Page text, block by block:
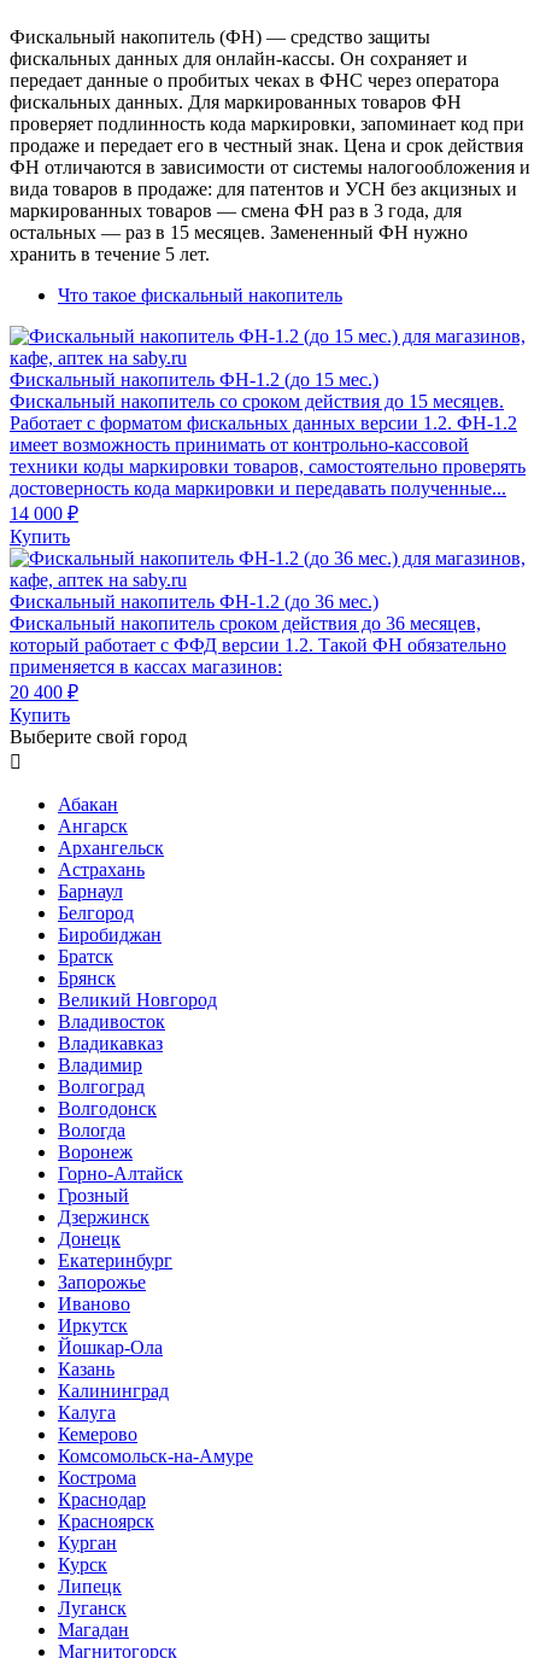
Фискальный накопитель (ФН) — средство защиты
фискальных данных для онлайн-кассы. Он сохраняет и
передает данные о пробитых чеках в ФНС через оператора
фискальных данных. Для маркированных товаров ФН
проверяет подлинность кода маркировки, запоминает код при
продаже и передает его в честный знак. Цена и срок действия
ФН отличаются в зависимости от системы налогообложения и
вида товаров в продаже: для патентов и УСН без акцизных и
маркированных товаров — смена ФН раз в 3 года, для
остальных — раз в 15 месяцев. Замененный ФН нужно
хранить в течение 5 лет.
Что такое фискальный накопитель
Фискальный накопитель ФН-1.2 (до 15 мес.)
Фискальный накопитель cо сроком действия до 15 месяцев.
Работает с форматом фискальных данных версии 1.2. ФН-1.2
имеет возможность принимать от контрольно-кассовой
техники коды маркировки товаров, самостоятельно проверять
достоверность кода маркировки и передавать полученные...
14 000 ₽
Купить
Фискальный накопитель ФН-1.2 (до 36 мес.)
Фискальный накопитель сроком действия до 36 месяцев,
который работает с ФФД версии 1.2. Такой ФН обязательно
применяется в кассах магазинов:
20 400 ₽
Купить
Выберите свой город

Абакан
Ангарск
Архангельск
Астрахань
Барнаул
Белгород
Биробиджан
Братск
Брянск
Великий Новгород
Владивосток
Владикавказ
Владимир
Волгоград
Волгодонск
Вологда
Воронеж
Горно-Алтайск
Грозный
Дзержинск
Донецк
Екатеринбург
Запорожье
Иваново
Иркутск
Йошкар-Ола
Казань
Калининград
Калуга
Кемерово
Комсомольск-на-Амуре
Кострома
Краснодар
Красноярск
Курган
Курск
Липецк
Луганск
Магадан
Магнитогорск